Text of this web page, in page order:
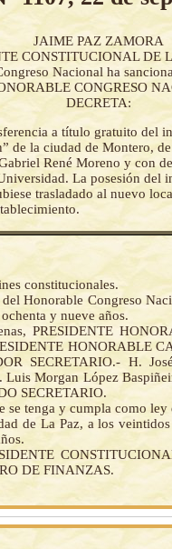
JAIME PAZ ZAMORA
CONSTITUCIONAL DE
Nacional ha
CONGRESO
DECRETA:
a título gratuito del
de la ciudad de Montero,
René Moreno y con
La posesión del
trasladado al nuevo
constitucionales.
del Honorable Congreso
y nueve años.
PRESIDENTE
HONORABLE
SECRETARIO.- H.
Luis Morgan López
SECRETARIO.
se tenga y cumpla como ley
de La Paz, a los
DE FINANZAS.